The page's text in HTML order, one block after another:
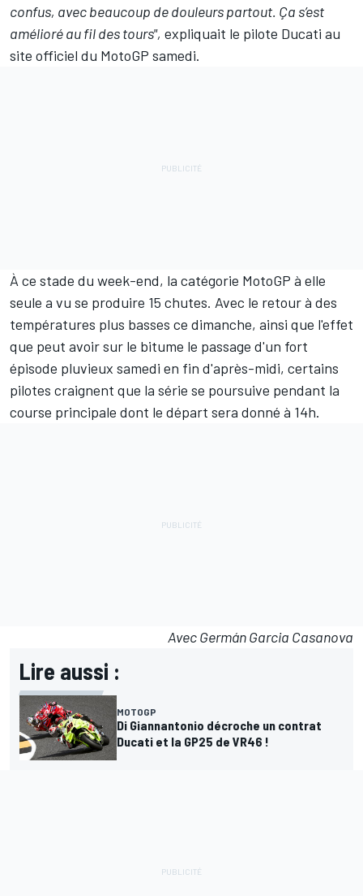
confus, avec beaucoup de douleurs partout. Ça s’est
amélioré au fil des tours", expliquait le pilote Ducati au
site officiel du MotoGP samedi.
À ce stade du week-end, la catégorie MotoGP à elle
seule a vu se produire 15 chutes. Avec le retour à des
températures plus basses ce dimanche, ainsi que l'effet
que peut avoir sur le bitume le passage d'un fort
épisode pluvieux samedi en fin d'après-midi, certains
pilotes craignent que la série se poursuive pendant la
course principale dont le départ sera donné à 14h.
Avec Germán Garcia Casanova
Lire aussi :
MOTOGP
Di Giannantonio décroche un contrat
Ducati et la GP25 de VR46 !